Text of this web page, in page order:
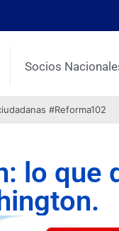
Socios
#Reforma102
lo que